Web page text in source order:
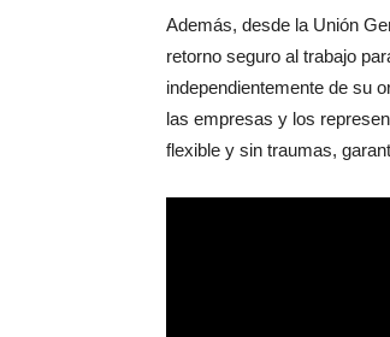
Además, desde la Unión
retorno seguro al trabajo
independientemente de su
las empresas y los
flexible y sin traumas,